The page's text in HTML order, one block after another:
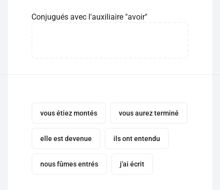
Conjugués avec l'auxiliaire "avoir"
vous étiez montés vous aurez terminé
elle est devenue ils ont entendu
nous fûmes entrés j'ai écrit